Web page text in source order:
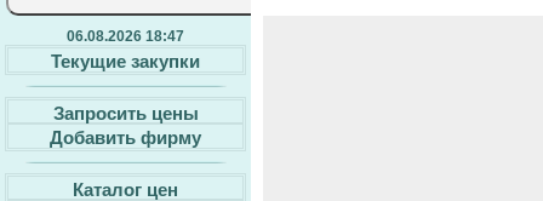
06.08.2026 18:47
Текущие закупки
Запросить цены
Добавить фирму
Каталог цен